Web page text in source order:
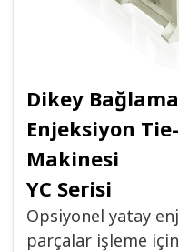
Dikey
Enjeksiyon
Makinesi
YC Serisi
Opsiyonel yatay
parçalar işleme